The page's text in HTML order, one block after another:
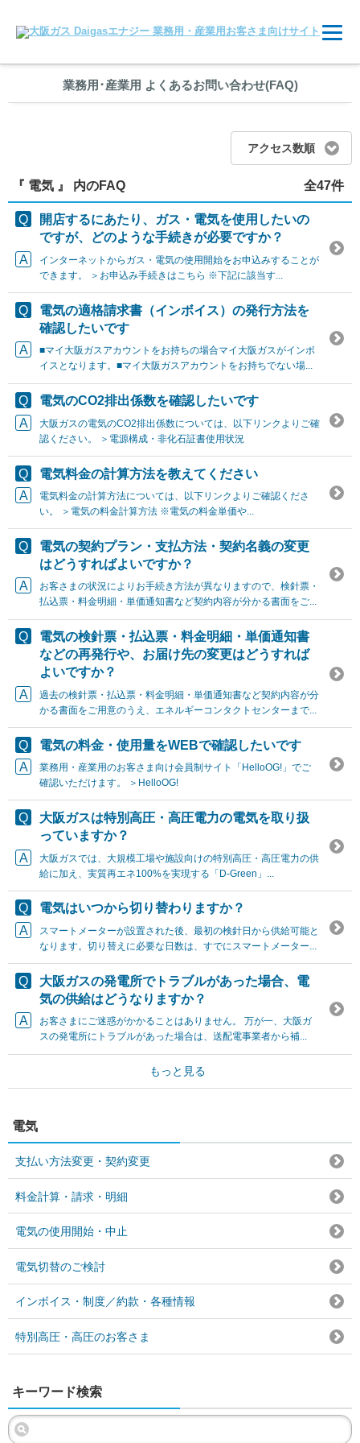
業務用 ･産業用 よくあるお問い合わせ(FAQ)
アクセス数順
『 電気 』 内のFAQ 全47件
開店するにあたり、ガス・電気を使用したいの
ですが、どのような手続きが必要ですか？
インターネットからガス・電気の使用開始をお申込みすることが
できます。 ＞お申込み手続きはこちら ※下記に該当す...
電気の適格請求書（インボイス）の発行方法を
確認したいです
■マイ大阪ガスアカウントをお持ちの場合マイ大阪ガスがインボ
イスとなります。■マイ大阪ガスアカウントをお持ちでない場...
電気のCO2排出係数を確認したいです
大阪ガスの電気のCO2排出係数については、以下リンクよりご確
認ください。 ＞電源構成・非化石証書使用状況
電気料金の計算方法を教えてください
電気料金の計算方法については、以下リンクよりご確認くださ
い。 ＞電気の料金計算方法 ※電気の料金単価や...
電気の契約プラン・支払方法・契約名義の変更
はどうすればよいですか？
お客さまの状況によりお手続き方法が異なりますので、検針票・
払込票・料金明細・単価通知書など契約内容が分かる書面をご...
電気の検針票・払込票・料金明細・単価通知書
などの再発行や、お届け先の変更はどうすれば
よいですか？
過去の検針票・払込票・料金明細・単価通知書など契約内容が分
かる書面をご用意のうえ、エネルギーコンタクトセンターまで...
電気の料金・使用量をWEBで確認したいです
業務用・産業用のお客さま向け会員制サイト「HelloOG!」でご
確認いただけます。 ＞HelloOG!
大阪ガスは特別高圧・高圧電力の電気を取り扱
っていますか？
大阪ガスでは、大規模工場や施設向けの特別高圧・高圧電力の供
給に加え、実質再エネ100%を実現する「D-Green」...
電気はいつから切り替わりますか？
スマートメーターが設置された後、最初の検針日から供給可能と
なります。切り替えに必要な日数は、すでにスマートメーター...
大阪ガスの発電所でトラブルがあった場合、電
気の供給はどうなりますか？
お客さまにご迷惑がかかることはありません。 万が一、大阪ガ
スの発電所にトラブルがあった場合は、送配電事業者から補...
もっと見る
電気
支払い方法変更・契約変更
料金計算・請求・明細
電気の使用開始・中止
電気切替のご検討
インボイス・制度／約款・各種情報
特別高圧・高圧のお客さま
キーワード検索